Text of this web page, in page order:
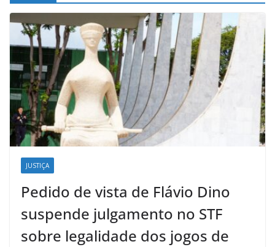
JUSTIÇA
Pedido de vista de Flávio Dino
suspende julgamento no STF
sobre legalidade dos jogos de